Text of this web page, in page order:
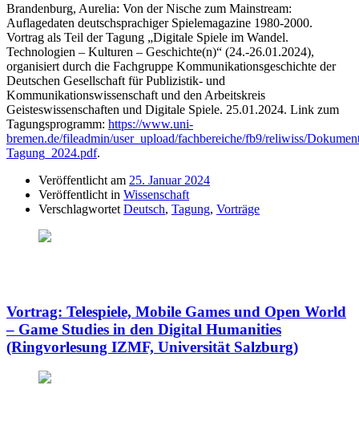
Brandenburg, Aurelia: Von der Nische zum Mainstream:
Auflagedaten deutschsprachiger Spielemagazine 1980-2000.
Vortrag als Teil der Tagung „Digitale Spiele im Wandel.
Technologien – Kulturen – Geschichte(n)“ (24.-26.01.2024),
organisiert durch die Fachgruppe Kommunikationsgeschichte der
Deutschen Gesellschaft für Publizistik- und
Kommunikationswissenschaft und den Arbeitskreis
Geisteswissenschaften und Digitale Spiele. 25.01.2024. Link zum
Tagungsprogramm: https://www.uni-
bremen.de/fileadmin/user_upload/fachbereiche/fb9/reliwiss/
Tagung_2024.pdf.
Veröffentlicht am 25. Januar 2024
Veröffentlicht in Wissenschaft
Verschlagwortet Deutsch, Tagung, Vorträge
Vortrag: Telespiele, Mobile Games und Open World
– Game Studies in den Digital Humanities
(Ringvorlesung IZMF, Universität Salzburg)